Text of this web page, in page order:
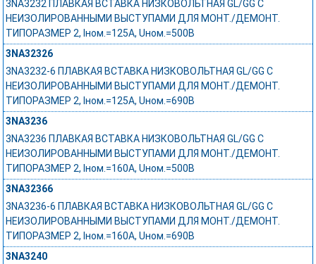
3NA3232 ПЛАВКАЯ ВСТАВКА НИЗКОВОЛЬТНАЯ GL/GG С
НЕИЗОЛИРОВАННЫМИ ВЫСТУПАМИ ДЛЯ МОНТ./ДЕМОНТ.
ТИПОРАЗМЕР 2, Iном.=125A, Uном.=500В
3NA32326
3NA3232-6 ПЛАВКАЯ ВСТАВКА НИЗКОВОЛЬТНАЯ GL/GG С
НЕИЗОЛИРОВАННЫМИ ВЫСТУПАМИ ДЛЯ МОНТ./ДЕМОНТ.
ТИПОРАЗМЕР 2, Iном.=125A, Uном.=690В
3NA3236
3NA3236 ПЛАВКАЯ ВСТАВКА НИЗКОВОЛЬТНАЯ GL/GG С
НЕИЗОЛИРОВАННЫМИ ВЫСТУПАМИ ДЛЯ МОНТ./ДЕМОНТ.
ТИПОРАЗМЕР 2, Iном.=160A, Uном.=500В
3NA32366
3NA3236-6 ПЛАВКАЯ ВСТАВКА НИЗКОВОЛЬТНАЯ GL/GG С
НЕИЗОЛИРОВАННЫМИ ВЫСТУПАМИ ДЛЯ МОНТ./ДЕМОНТ.
ТИПОРАЗМЕР 2, Iном.=160A, Uном.=690В
3NA3240